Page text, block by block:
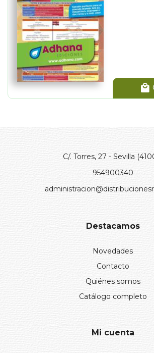
C/. Torres, 27 - Sevilla
954900340
Destacamos
Novedades
Contacto
Quiénes somos
Catálogo completo
Mi cuenta